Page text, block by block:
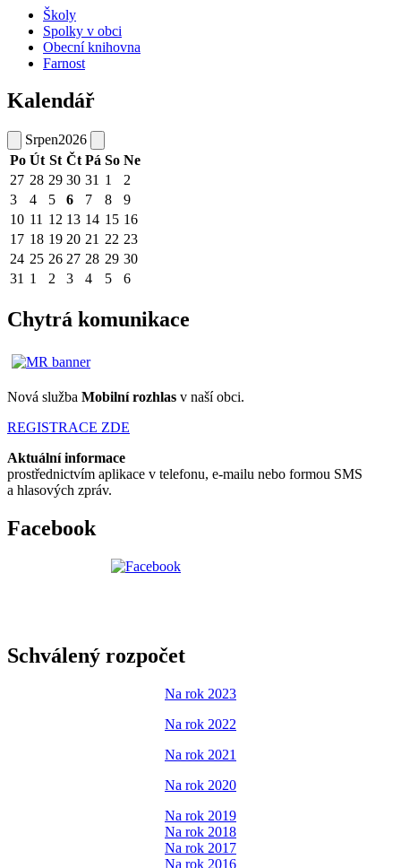
Školy
Spolky v obci
Obecní knihovna
Farnost
Kalendář
Srpen2026
Po Út St Čt Pá So Ne
27 28 29 30 31 1
2
3
4 5 6 7 8
9
10 11 12 13 14 15 16
17 18 19 20 21 22 23
24 25 26 27 28 29 30
31 1 2 3 4 5 6
Chytrá komunikace
Nová služba Mobilní rozhlas v naší obci.
REGISTRACE ZDE
Aktuální informace
prostřednictvím aplikace v telefonu, e-mailu nebo formou SMS
a hlasových zpráv.
Facebook
Schválený rozpočet
Na rok 2023
Na rok 2022
Na rok 2021
Na rok 2020
Na rok 2019
Na rok 2018
Na rok 2017
Na rok 2016